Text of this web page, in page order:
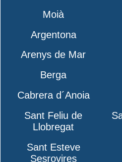
Moià
Argentona
Arenys de Mar
Berga
Cabrera d´Anoia
Sant Feliu de
Llobregat
Sant Esteve
Sesrovires